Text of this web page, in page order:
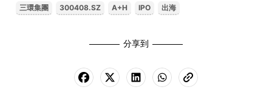
三環集團 300408.SZ A+H IPO 出海
分享到